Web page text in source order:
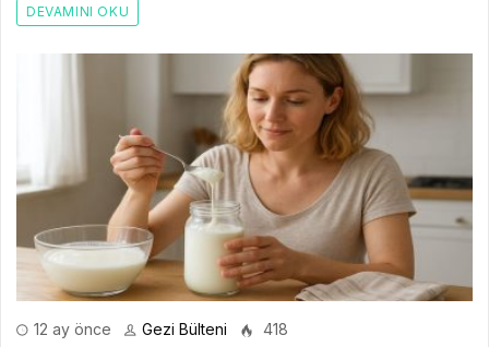
DEVAMINI OKU
12 ay önce Gezi Bülteni 418